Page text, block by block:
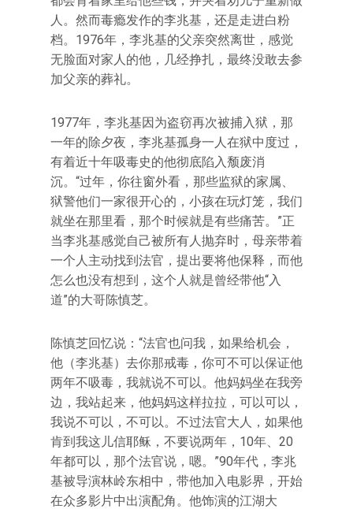
人。然而毒瘾发作的李兆基，还是走进白粉
档。1976年，李兆基的父亲突然离世，感觉
无脸面对家人的他，几经挣扎，最终没敢去参
加父亲的葬礼。
1977年，李兆基因为盗窃再次被捕入狱，那
一年的除夕夜，李兆基孤身一人在狱中度过，
有着近十年吸毒史的他彻底陷入颓废消
沉。“过年，你往窗外看，那些监狱的家属、
狱警他们一家很开心的，小孩在玩灯笼，我们
就坐在那里看，那个时候就是有些痛苦。”正
当李兆基感觉自己被所有人抛弃时，母亲带着
一个人主动找到法官，提出要将他保释，而他
怎么也没有想到，这个人就是曾经带他“入
道”的大哥陈慎芝。
陈慎芝回忆说：“法官也问我，如果给机会，
他（李兆基）去你那戒毒，你可不可以保证他
两年不吸毒，我就说不可以。他妈妈坐在我旁
边，我站起来，他妈妈这样拉拉，可以可以，
我说不可以，不可以。不过法官大人，如果他
肯到我这儿信耶稣，不要说两年，10年、20
年都可以，那个法官说，嗯。”90年代，李兆
基被导演林岭东相中，带他加入电影界，开始
在众多影片中出演配角。他饰演的江湖大